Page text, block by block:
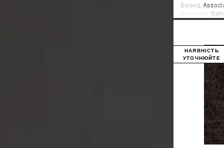
Бренд:
Колекція:
Країна-
НАЯВНІСТЬ
УТОЧНЮЙТЕ